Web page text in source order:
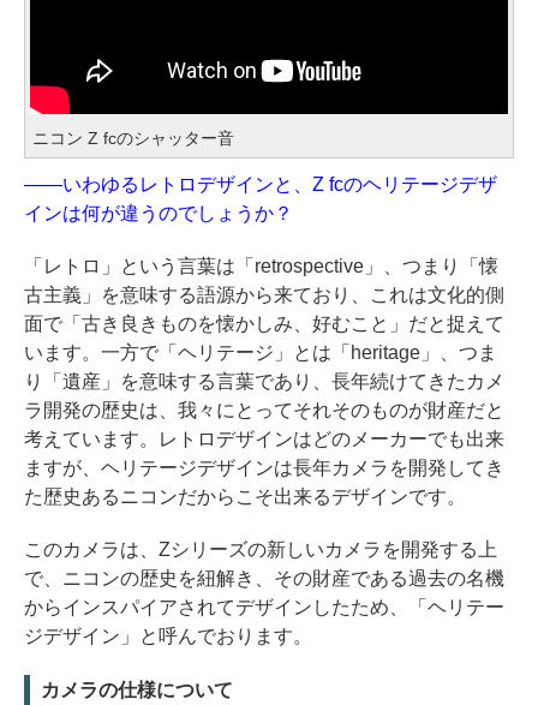
ニコン Z fcのシャッター音
——いわゆるレトロデザインと、Z fcのヘリテージデザ
インは何が違うのでしょうか？
「レトロ」という言葉は「retrospective」、つまり「懐
古主義」を意味する語源から来ており、これは文化的側
面で「古き良きものを懐かしみ、好むこと」だと捉えて
います。一方で「ヘリテージ」とは「heritage」、つま
り「遺産」を意味する言葉であり、長年続けてきたカメ
ラ開発の歴史は、我々にとってそれそのものが財産だと
考えています。レトロデザインはどのメーカーでも出来
ますが、ヘリテージデザインは長年カメラを開発してき
た歴史あるニコンだからこそ出来るデザインです。
このカメラは、Zシリーズの新しいカメラを開発する上
で、ニコンの歴史を紐解き、その財産である過去の名機
からインスパイアされてデザインしたため、「ヘリテー
ジデザイン」と呼んでおります。
カメラの仕様について